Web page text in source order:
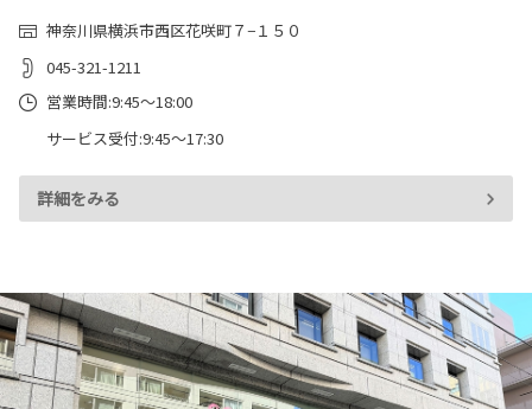
神奈川県横浜市西区花咲町７−１５０
045-321-1211
営業時間:9:45～18:00
サービス受付:9:45～17:30
詳細をみる